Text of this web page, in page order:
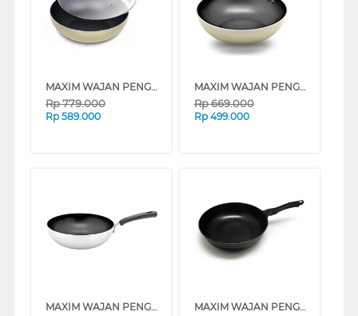
MAXIM WAJAN PENGGORENGAN 28 CM IMAGE COVERED DEEP FRYPAN NMIMSF28DPS
Rp779.000
Rp 589.000
MAXIM WAJAN PENGGORENGAN 28 CM IMAGE OPEN DEEP FRYPAN NMIMSF28PPS
Rp669.000
Rp 499.000
MAXIM WAJAN PENGGORENGAN 28 CM NEW COMMERCIAL DEEP FRYPAN NNCOSF11PDT MAXIM WAJAN PENGGORENGAN 28 CM SUPERLITE DEEP FRYPAN NSPLSF28PXIB